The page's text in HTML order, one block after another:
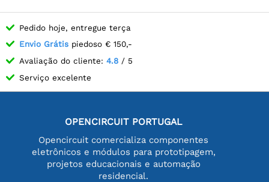
Pedido hoje, entregue terça
Envio Grátis piedoso € 150,-
Avaliação do cliente: 4.8 / 5
Serviço excelente
OPENCIRCUIT PORTUGAL
Opencircuit comercializa componentes
eletrônicos e módulos para prototipagem,
projetos educacionais e automação
residencial.